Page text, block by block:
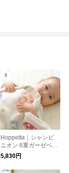
Hoppetta｜シャンピ
ニオン 6重ガーゼベビ
ーケット
5,830円